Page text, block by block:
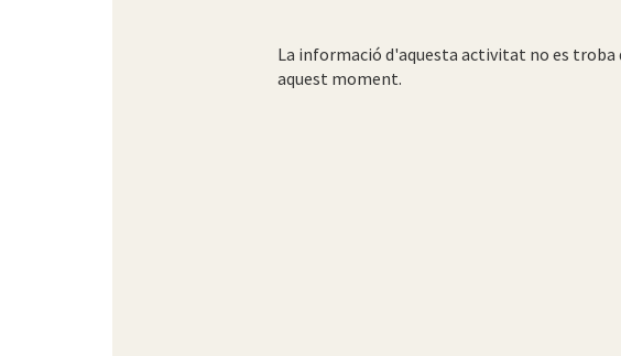
La informació d'aquesta activitat no es troba
aquest moment.